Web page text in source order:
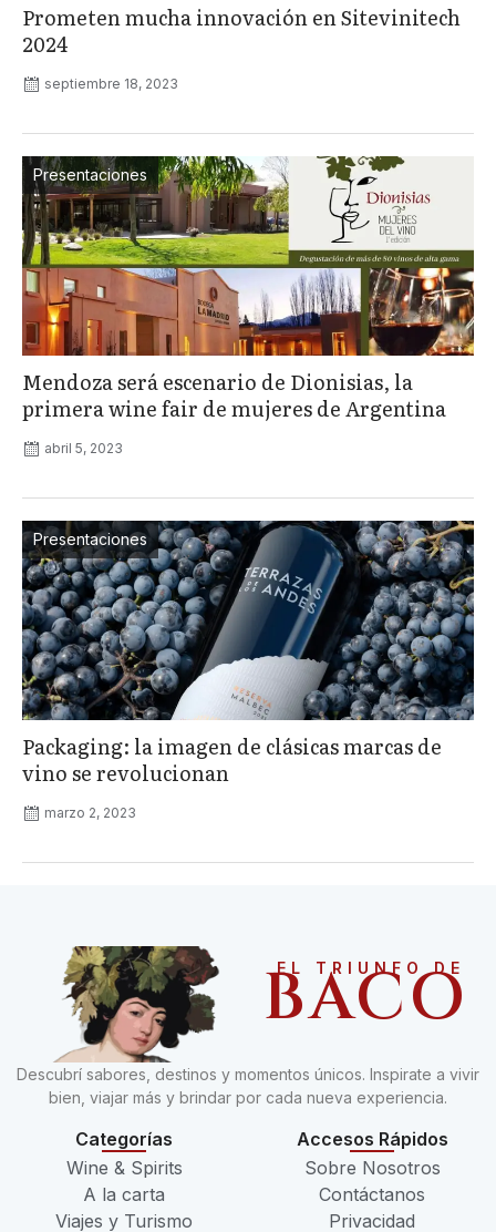
Prometen mucha innovación en Sitevinitech
2024
septiembre 18, 2023
Presentaciones
Mendoza será escenario de Dionisias, la
primera wine fair de mujeres de Argentina
abril 5, 2023
Presentaciones
Packaging: la imagen de clásicas marcas de
vino se revolucionan
marzo 2, 2023
EL TRIUNFO DE
BACO
Descubrí sabores, destinos y momentos únicos. Inspirate a vivir
bien, viajar más y brindar por cada nueva experiencia.
Categorías
Wine & Spirits
A la carta
Viajes y Turismo
Accesos Rápidos
Sobre Nosotros
Contáctanos
Privacidad